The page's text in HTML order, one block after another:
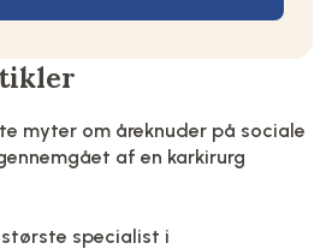
myter om åreknuder på sociale
af en karkirurg
største specialist i